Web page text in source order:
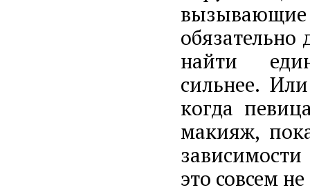
найти
сильнее.
когда
макияж,
это совсем